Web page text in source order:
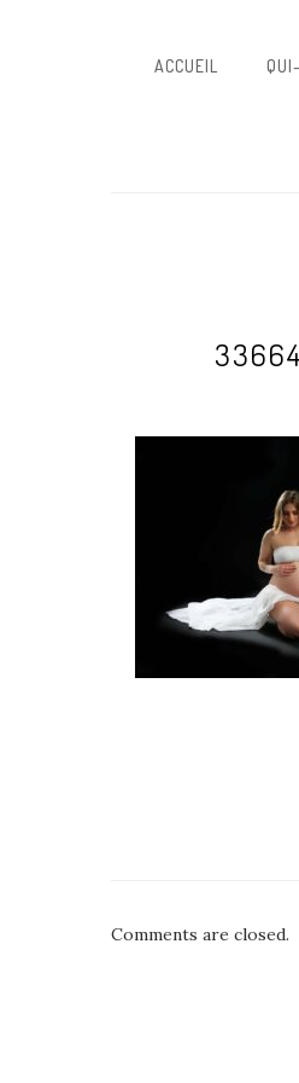
ACCUEIL
Comments are closed.